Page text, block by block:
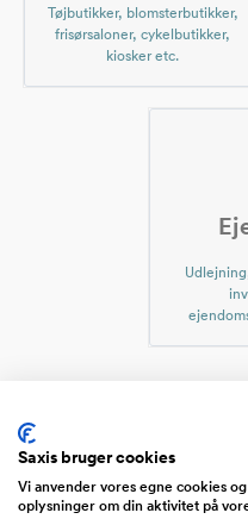
Tøjbutikker, blomsterbutikker,
frisørsaloner, cykelbutikker,
kiosker etc.
Biobrændsel
Saxis bruger cookies
Vi anvender vores egne cookies
oplysninger om din aktivitet på